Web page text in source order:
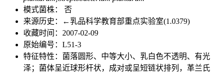
模式菌株： 否
来源历史：←乳品科学教育部重点实验室(1.0379)
收藏时间：2007-02-09
原始编号：L51-3
特征特性：菌落圆形、中等大小、乳白色不透明、有光
泽；菌体呈近球形杆状，成对或呈短链状排列，革兰氏